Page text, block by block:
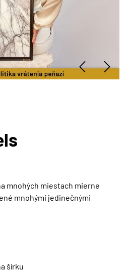
mnohých miestach mierne
mnohými jedinečnými
šírku